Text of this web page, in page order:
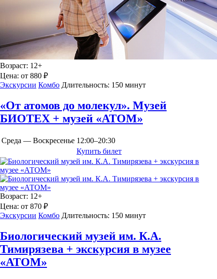
Возраст: 12+
Цена: от 880 ₽
Экскурсии Комбо Длительность: 150 минут
«От атомов до молекул». Музей
БИОТЕХ + музей «АТОМ»
Среда — Воскресенье 12:00–20:30
Купить билет
Возраст: 12+
Цена: от 870 ₽
Экскурсии Комбо Длительность: 150 минут
Биологический музей им. К.А.
Тимирязева + экскурсия в музее
«АТОМ»